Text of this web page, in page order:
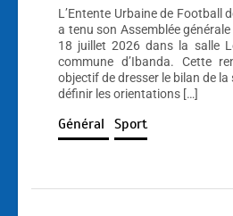
L’Entente Urbaine de Football
a tenu son Assemblée
18 juillet 2026 dans la salle
commune d’Ibanda. Cette
objectif de dresser le bilan de la
définir les orientations […]
Général Sport